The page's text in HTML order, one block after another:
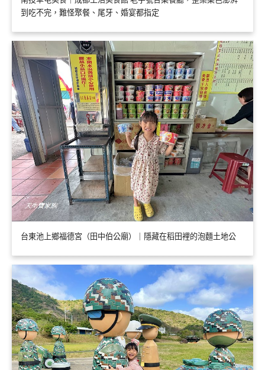
到吃不完，難怪聚餐、尾牙、婚宴都指定
台東池上鄉福德宮（田中伯公廟）｜隱藏在稻田裡的泡麵土地公